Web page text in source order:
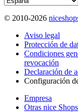
© 2010-2026
Aviso legal
Protección de
Condiciones
revocación
Declaración de
Configuración
Empresa
Otras nice Shops